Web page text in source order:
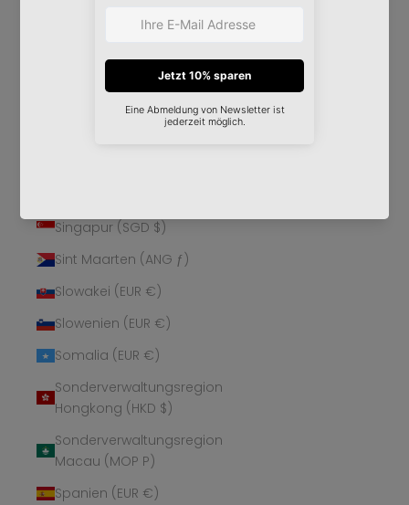
Schweiz (CHF CHF)
Senegal (XOF Fr)
Seychellen (EUR €)
Singapur (SGD $)
Sint Maarten (ANG ƒ)
Slowakei (EUR €)
Slowenien (EUR €)
Somalia (EUR €)
Sonderverwaltungsregion
Hongkong (HKD $)
Sonderverwaltungsregion
Macau (MOP P)
Spanien (EUR €)